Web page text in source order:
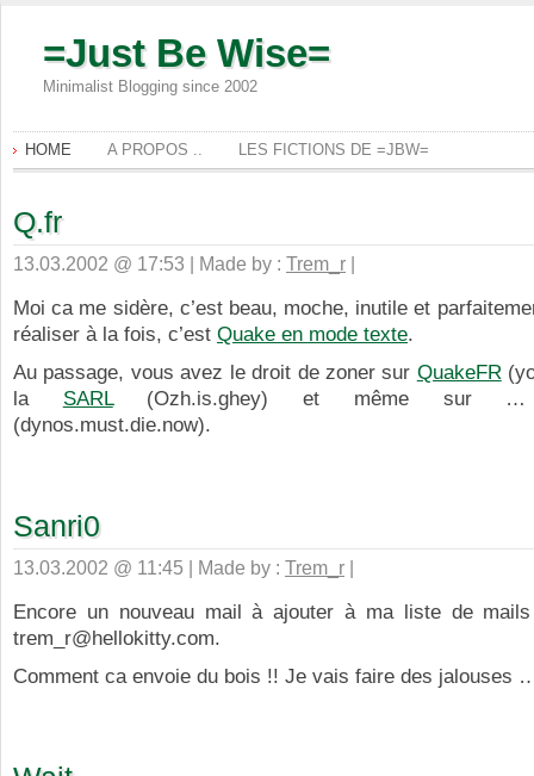
=Just Be Wise=
Minimalist Blogging since 2002
HOME A PROPOS .. LES FICTIONS DE =JBW=
Q.fr
13.03.2002 @ 17:53 | Made by : Trem_r |
Moi ca me sidère, c’est beau, moche, inutile et
réaliser à la fois, c’est Quake en mode texte.
Au passage, vous avez le droit de zoner sur QuakeFR
la SARL(Ozh.is.ghey) et même sur
(dynos.must.die.now).
Sanri0
13.03.2002 @ 11:45 | Made by : Trem_r |
Encore un nouveau mail à ajouter à ma liste de
trem_r@hellokitty.com.
Comment ca envoie du bois !! Je vais faire des jalouses